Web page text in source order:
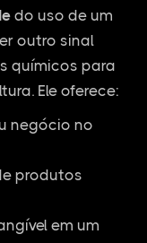
do uso de um
outro sinal
químicos para
Ele oferece:
negócio no
produtos
em um